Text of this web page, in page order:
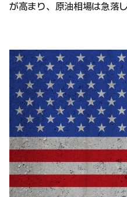
が高まり、原油相場は急落し